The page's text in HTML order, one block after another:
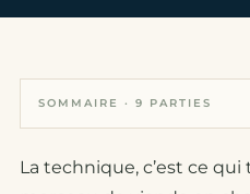
SOMMAIRE · 9 PARTIES
La technique, c’est ce